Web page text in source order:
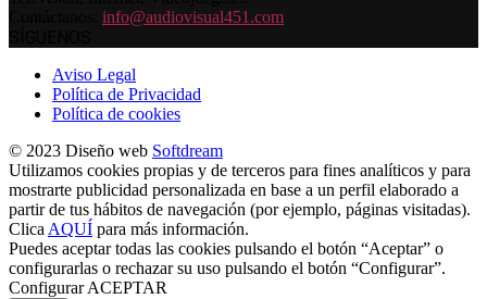
info@audiovisual451.com
Aviso Legal
Política de Privacidad
Política de cookies
© 2023 Diseño web Softdream
Utilizamos cookies propias y de terceros para fines analíticos y para
mostrarte publicidad personalizada en base a un perfil elaborado a
partir de tus hábitos de navegación (por ejemplo, páginas visitadas).
ClicaAQUÍ para más información.
Puedes aceptar todas las cookies pulsando el botón “Aceptar” o
configurarlas o rechazar su uso pulsando el botón “Configurar”.
ConfigurarACEPTAR